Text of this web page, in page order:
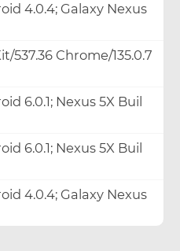
4.0.4; Galaxy Nexus
537.36 Chrome/135.0.7
6.0.1; Nexus 5X Buil
6.0.1; Nexus 5X Buil
4.0.4; Galaxy Nexus